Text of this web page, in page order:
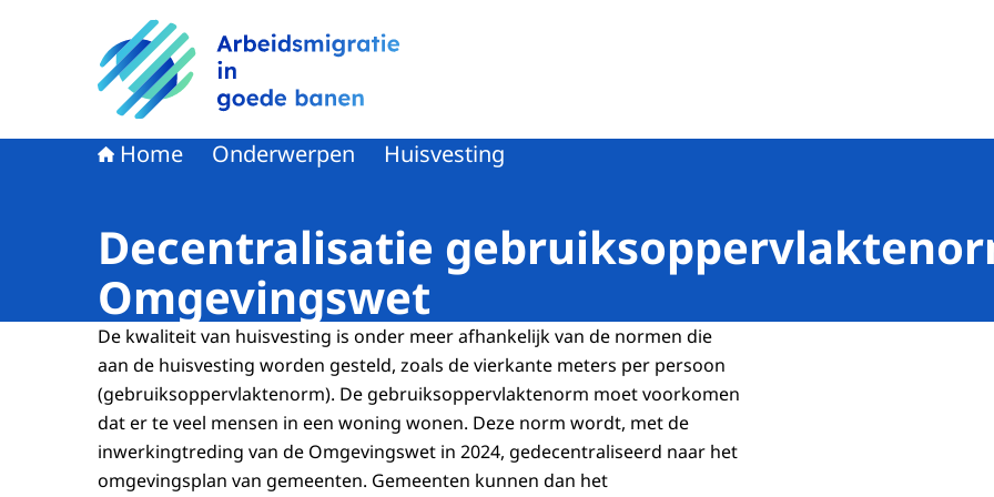
Naar de homepage van Arbeidsmigratie in goede banen
Home Onderwerpen Huisvesting
Decentralisatie
Omgevingswet
De kwaliteit van huisvesting is onder meer afhankelijk van de normen die
aan de huisvesting worden gesteld, zoals de vierkante meters per persoon
(gebruiksoppervlaktenorm). De gebruiksoppervlaktenorm moet voorkomen
dat er te veel mensen in een woning wonen. Deze norm wordt, met de
inwerkingtreding van de Omgevingswet in 2024, gedecentraliseerd naar het
omgevingsplan van gemeenten. Gemeenten kunnen dan het